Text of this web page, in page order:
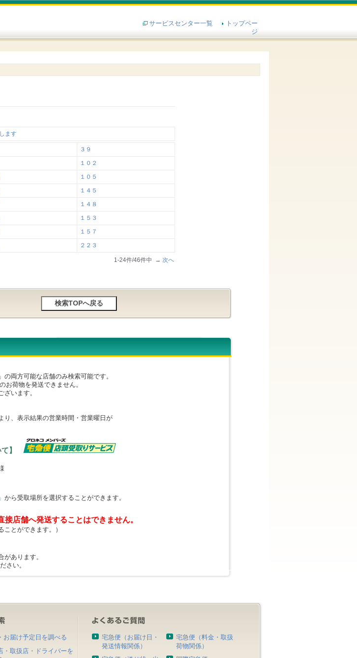
サービスセンター一覧
トップペー
ジ
ます
３９
１０２
１０５
１４５
１４８
１５３
１５７
２２３
1-24件/46件中 → 次へ
両方可能な店舗のみ検索可能です。
荷物を発送できません。
います。
、表示結果の営業時間・営業曜日が
て】
から受取場所を選択することができます。
店舗へ発送することはできません。
ことができます。）
あります。
さい。
お届け予定日を調べる
・取扱店・ドライバーを
宅急便（お届け日・
発送情報関係）
宅急便（料金・取扱
荷物関係）